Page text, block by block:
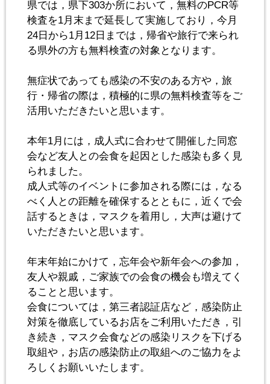
県では，県下303か所において，無料のPCR等
検査を1月末まで延長して実施しており，今月
24日から1月12日までは，帰省や旅行で来られ
る県外の方も無料検査の対象となります。
無症状であっても感染の不安のある方や，旅
行・帰省の際は，積極的に県の無料検査等をご
活用いただきたいと思います。
本年1月には，成人式に合わせて開催した同窓
会など友人との会食を起因とした感染も多く見
られました。
成人式等のイベントに参加される際には，なる
べく人との距離を確保するとともに，近くで会
話するときは，マスクを着用し，大声は避けて
いただきたいと思います。
年末年始にかけて，忘年会や新年会への参加，
友人や親戚，ご家族での会食の機会も増えてく
ることと思います。
会食については，第三者認証店など，感染防止
対策を徹底しているお店をご利用いただき，引
き続き，マスク会食などの感染リスクを下げる
取組や，お店の感染防止の取組へのご協力をよ
ろしくお願いいたします。